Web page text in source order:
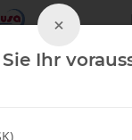
×
Ihr